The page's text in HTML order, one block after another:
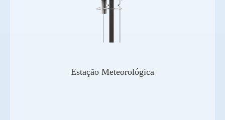
Estação Meteorológica